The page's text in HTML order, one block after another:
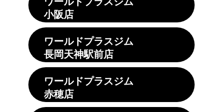
小阪店
ワールドプラスジム
長岡天神駅前店
ワールドプラスジム
赤穂店